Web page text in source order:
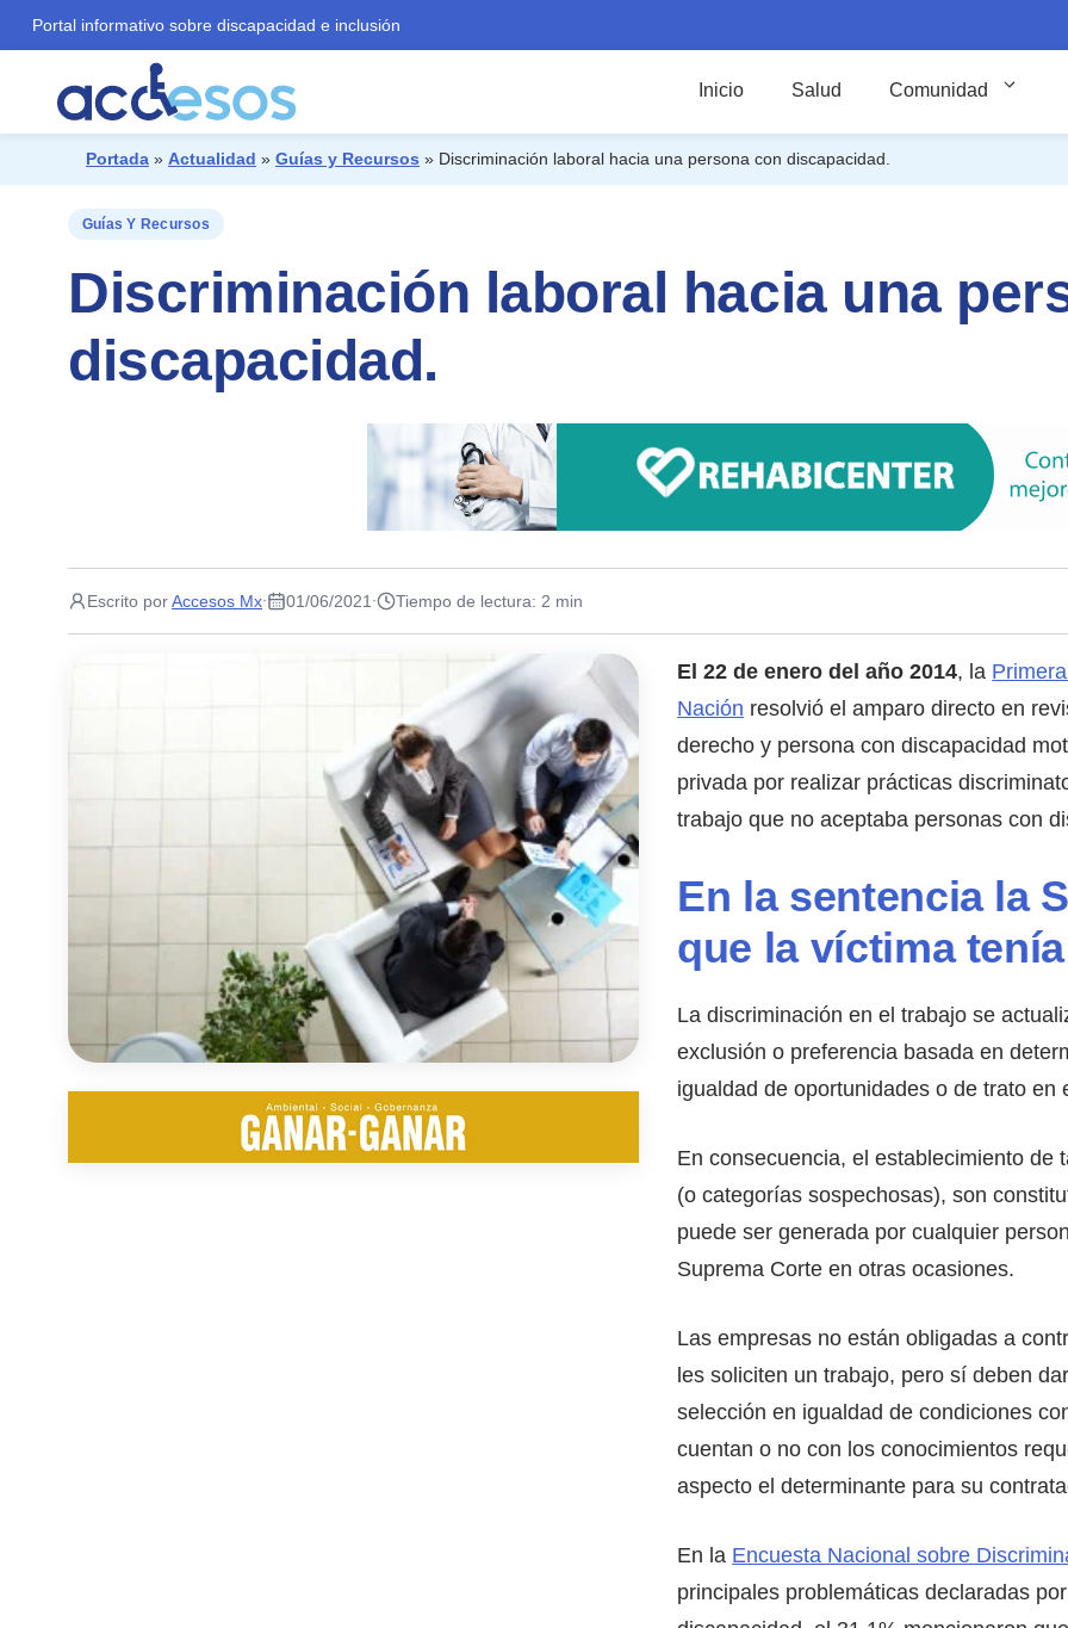
Portal informativo sobre discapacidad e inclusión
Inicio Salud Comunidad
¿Qué buscas?
Portada » Actualidad » Guías y Recursos » Discriminación laboral hacia una persona con discapacidad.
Guías Y Recursos
Discriminación laboral hacia una
discapacidad.
Escrito porAccesos Mx· 01/06/2021 · Tiempo de lectura: 2 min
El 22 de enero del año 2014, la
Nación resolvió el amparo directo en
derecho y persona con discapacidad
privada por realizar prácticas
trabajo que no aceptaba personas con
En la sentencia la
que la víctima
La discriminación en el trabajo se
exclusión o preferencia basada en
igualdad de oportunidades o de trato en
En consecuencia, el establecimiento de
(o categorías sospechosas), son
puede ser generada por cualquier
Suprema Corte en otras ocasiones.
Las empresas no están obligadas a
les soliciten un trabajo, pero sí deben
selección en igualdad de condiciones
cuentan o no con los conocimientos
aspecto el determinante para su
En la Encuesta Nacional sobre
principales problemáticas declaradas